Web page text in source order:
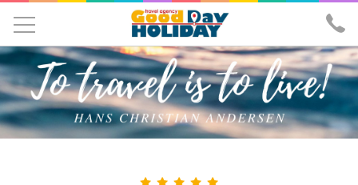
УЧЕНИЧЕСКИ ЕКСКУРЗИИ
ЕКСКУРЗИИ
ПОЧИВКИ